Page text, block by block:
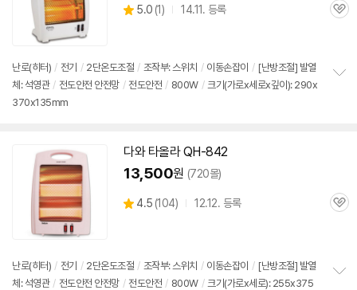
별
5.0 (상
뷰
1) 14.11. 등록
관
난로(히터) / 전기 / 2단온도조절 / 조작부:스위치 / 이동손잡이 / [난방조절] 발열
체: 석영관 / 전도안전 안전망 / 전도안전 / 800W / 크기(가로x세로x깊이): 290x
370x135mm
다와 타올라 QH-842
13,500원 (720몰)
별
4.5 (상
104) 12.12. 등록
관
난로(히터) / 전기 / 2단온도조절 / 조작부:스위치 / 이동손잡이 / [난방조절] 발열
체: 석영관 / 전도안전 안전망 / 전도안전 / 800W / 크기(가로x세로): 255x375